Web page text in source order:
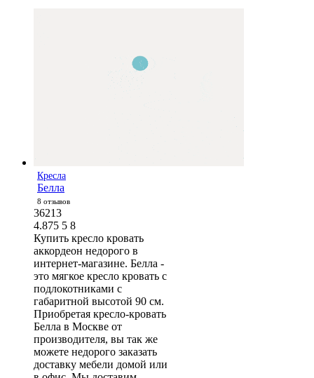
Кресла
Белла
8 отзывов
36213
4.875 5 8
Купить кресло кровать
аккордеон недорого в
интернет-магазине. Белла -
это мягкое кресло кровать с
подлокотниками с
габаритной высотой 90 см.
Приобретая кресло-кровать
Белла в Москве от
производителя, вы так же
можете недорого заказать
доставку мебели домой или